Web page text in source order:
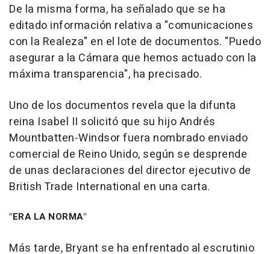
De la misma forma, ha señalado que se ha
editado información relativa a "comunicaciones
con la Realeza" en el lote de documentos. "Puedo
asegurar a la Cámara que hemos actuado con la
máxima transparencia", ha precisado.
Uno de los documentos revela que la difunta
reina Isabel II solicitó que su hijo Andrés
Mountbatten-Windsor fuera nombrado enviado
comercial de Reino Unido, según se desprende
de unas declaraciones del director ejecutivo de
British Trade International en una carta.
"ERA LA NORMA"
Más tarde, Bryant se ha enfrentado al escrutinio